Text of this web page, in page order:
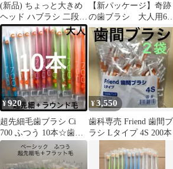
(新品) ちょっと大きめ
ヘッド ハブラシ 二段極
細 歯ブラシ 4本組
【新パッケージ】奇跡
の歯ブラシ 大人用6本
新品未開封正規品
¥920
超先細毛歯ブラシ Ci
700 ふつう 10本☆歯科
専売
¥3,550
歯科専売 Friend 歯間ブ
ラシ Lタイプ 4S 200本